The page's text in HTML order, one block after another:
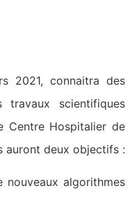
2021, connaitra des
travaux scientifiques
Centre Hospitalier de
auront deux objectifs :
algorithmes